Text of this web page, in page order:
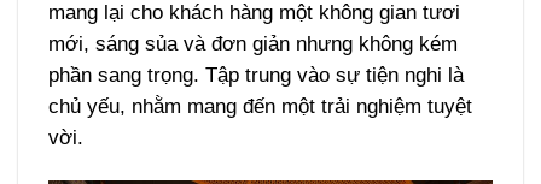
mang lại cho khách hàng một không gian tươi
mới, sáng sủa và đơn giản nhưng không kém
phần sang trọng. Tập trung vào sự tiện nghi là
chủ yếu, nhằm mang đến một trải nghiệm tuyệt
vời.